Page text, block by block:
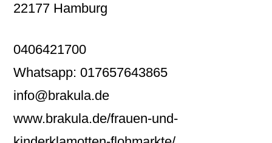
22177 Hamburg
0406421700
Whatsapp: 017657643865
info@brakula.de
www.brakula.de/frauen-und-